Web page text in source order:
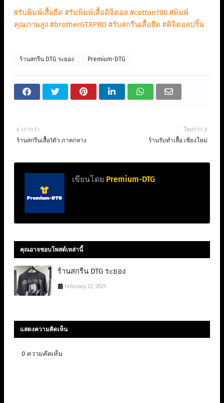
#รับพิมพ์เสื้อยืด #รับพิมพ์เสื้อดิจิตอล #cotton100 #พิมพ์
คุณภาพสูง #brotherGTXPRO #รับสกรีนเสื้อยืด #ดิจิตอลปริ้น
ร้านสกรีน DTG ระยอง Premium-DTG
ใหม่กว่า
ร้านรับทำเสื้อ เชียงใหม่
เก่ากว่า
ร้านสกรีนเสื้อ1ตัว ภาคกลาง
เขียนโดย Premium-DTG
คุณอาจชอบโพสต์เหล่านี้
ร้านสกรีน DTG ระยอง
February 23, 2021
แสดงความคิดเห็น
0 ความคิดเห็น